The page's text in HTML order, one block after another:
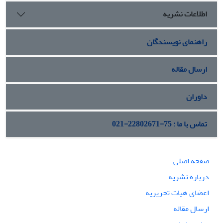
ادراک تهدید و شاخص‌های موردنظر کوهن از ادراک تهدید، یعنی
گفتار تصمیم‌سازان و رهبران و واکنش آنها به تهدیدات و نیز
فرایندهای مقابله‌جویانه آنها در برابر درک تهدید، نشان داده
می‌شود که این عامل در این دوره نقشی برجسته و غیرقابل انکار
در شکل‌دهی به سیاست خارجی دو کشور و منازعات رهبران دو
کشور در دو منطقه خاورمیانه و آسیای مرکزی ایفا کرده است.
اطلاعات نشریه
راهنمای نویسندگان
ارسال مقاله
داوران
تماس با ما : 75-22802671-021
صفحه اصلی
درباره نشریه
اعضای هیات تحریریه
ارسال مقاله